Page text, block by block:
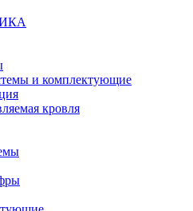
и комплектующие
кровля